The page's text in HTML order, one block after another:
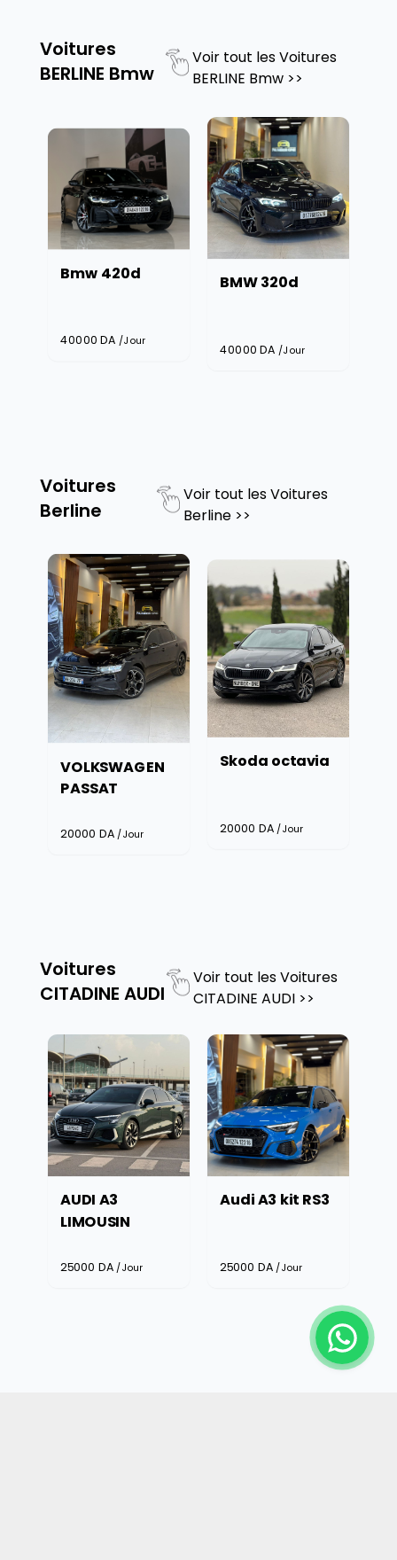
Voitures
BERLINE Bmw
Voir tout lesVoitures
BERLINE Bmw >>
Bmw 420d
40000 DA /Jour
BMW 320d
40000 DA /Jour
Voitures
Berline
Voir tout lesVoitures
Berline >>
VOLKSWAGEN
PASSAT
20000 DA /Jour
Skoda octavia
20000 DA /Jour
Voitures
CITADINE AUDI
Voir tout lesVoitures
CITADINE AUDI >>
AUDI A3
LIMOUSIN
25000 DA /Jour
Audi A3 kit RS3
25000 DA /Jour